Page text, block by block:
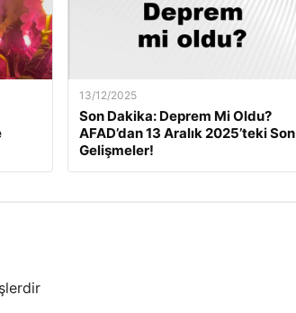
13/12/2025
Son Dakika: Deprem Mi Oldu?
AFAD’dan 13 Aralık 2025’teki Son
Gelişmeler!